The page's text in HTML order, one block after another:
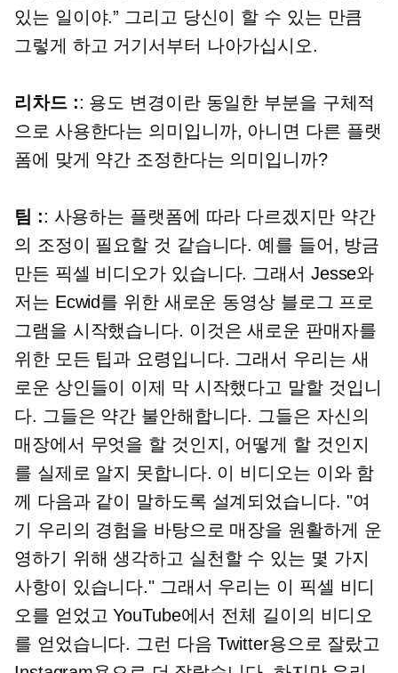
있는 일이야.” 그리고 당신이 할 수 있는 만큼
그렇게 하고 거기서부터 나아가십시오.
리차드 :: 용도 변경이란 동일한 부분을 구체적
으로 사용한다는 의미입니까, 아니면 다른 플랫
폼에 맞게 약간 조정한다는 의미입니까?
팀 :: 사용하는 플랫폼에 따라 다르겠지만 약간
의 조정이 필요할 것 같습니다. 예를 들어, 방금
만든 픽셀 비디오가 있습니다. 그래서 Jesse와
저는 Ecwid를 위한 새로운 동영상 블로그 프로
그램을 시작했습니다. 이것은 새로운 판매자를
위한 모든 팁과 요령입니다. 그래서 우리는 새
로운 상인들이 이제 막 시작했다고 말할 것입니
다. 그들은 약간 불안해합니다. 그들은 자신의
매장에서 무엇을 할 것인지, 어떻게 할 것인지
를 실제로 알지 못합니다. 이 비디오는 이와 함
께 다음과 같이 말하도록 설계되었습니다. "여
기 우리의 경험을 바탕으로 매장을 원활하게 운
영하기 위해 생각하고 실천할 수 있는 몇 가지
사항이 있습니다." 그래서 우리는 이 픽셀 비디
오를 얻었고 YouTube에서 전체 길이의 비디오
를 얻었습니다. 그런 다음 Twitter용으로 잘랐고